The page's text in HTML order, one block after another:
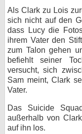
Als Clark zu Lois
sich nicht auf den
dass Lucy die
ihrem Vater den
zum Talon gehen
befiehlt seiner
versucht, sich
Sam meint, Clark
Vater.
Das Suicide
außerhalb von
auf ihn los.